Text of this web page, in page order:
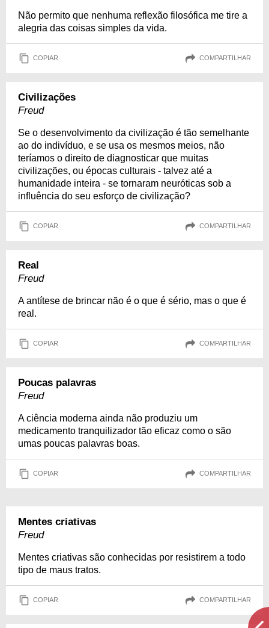
Não permito que nenhuma reflexão filosófica me tire a
alegria das coisas simples da vida.
COPIAR COMPARTILHAR
Civilizações
Freud
Se o desenvolvimento da civilização é tão semelhante
ao do indivíduo, e se usa os mesmos meios, não
teríamos o direito de diagnosticar que muitas
civilizações, ou épocas culturais - talvez até a
humanidade inteira - se tornaram neuróticas sob a
influência do seu esforço de civilização?
COPIAR COMPARTILHAR
Real
Freud
A antítese de brincar não é o que é sério, mas o que é
real.
COPIAR COMPARTILHAR
Poucas palavras
Freud
A ciência moderna ainda não produziu um
medicamento tranquilizador tão eficaz como o são
umas poucas palavras boas.
COPIAR COMPARTILHAR
Mentes criativas
Freud
Mentes criativas são conhecidas por resistirem a todo
tipo de maus tratos.
COPIAR COMPARTILHAR